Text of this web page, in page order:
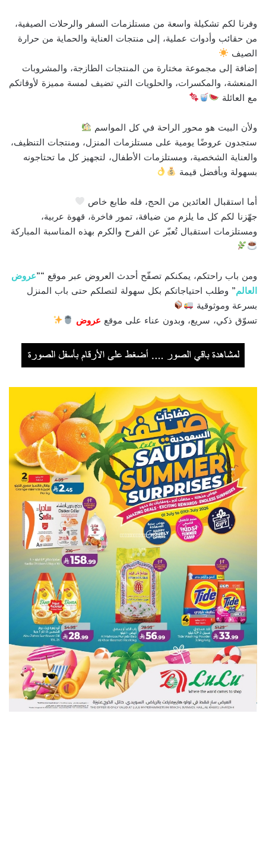
وفرنا لكم تشكيلة واسعة من مستلزمات السفر والرحلات الصيفية،
من حقائب وأدوات عملية، إلى منتجات العناية والحماية من حرارة
الصيف
إضافة إلى مجموعة مختارة من المنتجات الطازجة، والمشروبات
المنعشة، والمكسرات، والحلويات التي تضيف لمسة مميزة لأوقاتكم
مع العائلة
ولأن البيت هو محور الراحة في كل المواسم
ستجدون عروضًا يومية على مستلزمات المنزل، ومنتجات التنظيف،
والعناية الشخصية، ومستلزمات الأطفال، لتجهيز كل ما تحتاجونه
بسهولة وبأفضل قيمة
أما استقبال العائدين من الحج، فله طابع خاص
جهّزنا لكم كل ما يلزم من ضيافة، تمور فاخرة، قهوة عربية،
ومستلزمات استقبال تُعبّر عن الفرح والكرم بهذه المناسبة المباركة
ومن باب راحتكم، يمكنكم تصفّح أحدث العروض عبر موقع “”عروض
العالم” وطلب احتياجاتكم بكل سهولة لتصلكم حتى باب المنزل
بسرعة وموثوقية
تسوّق ذكي، سريع، وبدون عناء على موقع عروض